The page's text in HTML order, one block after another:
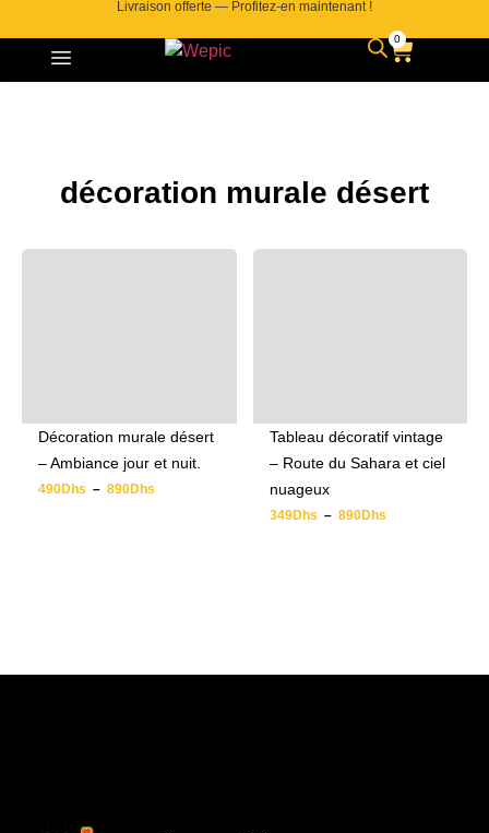
Livraison offerte — Profitez-en maintenant !
0
décoration murale désert
Décoration murale désert
– Ambiance jour et nuit.
490Dhs – 890Dhs
Tableau décoratif vintage
– Route du Sahara et ciel
nuageux
349Dhs – 890Dhs